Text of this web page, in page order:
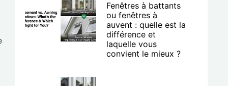
Fenêtres à battants
ou fenêtres à
auvent : quelle est la
différence et
laquelle vous
convient le mieux ?